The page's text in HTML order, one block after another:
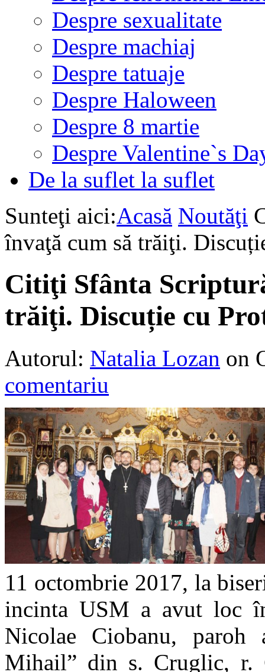
Despre sexualitate
Despre machiaj
Despre tatuaje
Despre Haloween
Despre 8 martie
Despre Valentine`s
De la suflet la suflet
Sunteţi aici:Acasă Noutăţi
învaţă cum să trăiţi.
Citiţi Sfânta
trăiţi. Discuție cu
Autorul: Natalia Lozan on
comentariu
11 octombrie 2017, la
incinta USM a avut loc
Nicolae Ciobanu,
Mihail” din s. Cruglic, r.